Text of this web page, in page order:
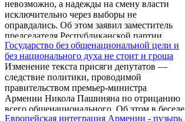
невозможно, а надежды на смену власти
исключительно через выборы не
оправдались. Об этом заявил заместитель
председателя Республиканской партии
Армении Эдуард Шармазанов, обращаясь к
оппозиции после обысков в доме и на
предприятиях лидера партии
"Процветающая Армения" Гагика
Царукяна.
Государство без общенациональной цели и
без национального духа не стоит и гроша
Изменение текста присяги депутатов —
следствие политики, проводимой
правительством премьер-министра
Армении Никола Пашиняна по отрицанию
всего общенационального. Об этом в беседе
Европейская интеграция Армении - пузырь